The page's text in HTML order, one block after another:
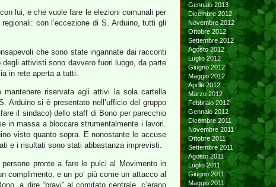
lui, e che vuole fare le elezioni comunali per
con l’eccezione di S. Arduino, tutti gli
che sono state ingannate dai racconti
degli attivisti sono davvero fuori luogo, da parte
in rete aperta a tutti.
riservata agli attivi la sola cartella
Arduino si è presentato nell’ufficio del gruppo
il sindaco) dello staff di Bono per parecchio
in massa a bloccare strumentalmente i lavori.
visto quanto sopra. E nonostante le accuse
e i risultati sono stati abbastanza imprevisti.
pronte a fare le pulci al Movimento in
complimento, e un po’ più come un attacco al
a dire “bravi” al comitato centrale, c’erano
Gennaio 2013
Dicembre 2012
Novembre 2012
Ottobre 2012
Settembre 2012
Agosto 2012
Luglio 2012
Giugno 2012
Maggio 2012
Aprile 2012
Marzo 2012
Febbraio 2012
Gennaio 2012
Dicembre 2011
Novembre 2011
Ottobre 2011
Settembre 2011
Agosto 2011
Luglio 2011
Giugno 2011
Maggio 2011